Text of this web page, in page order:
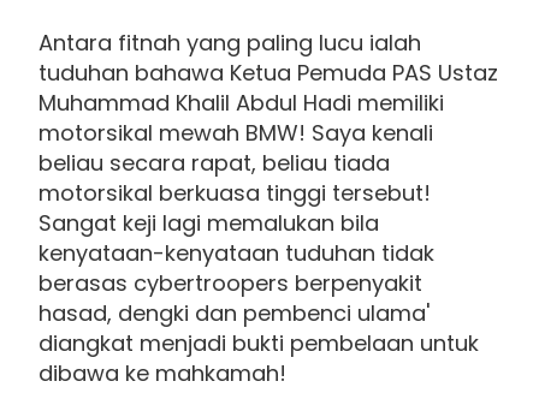
Antara fitnah yang paling lucu ialah
tuduhan bahawa Ketua Pemuda PAS Ustaz
Muhammad Khalil Abdul Hadi memiliki
motorsikal mewah BMW! Saya kenali
beliau secara rapat, beliau tiada
motorsikal berkuasa tinggi tersebut!
Sangat keji lagi memalukan bila
kenyataan-kenyataan tuduhan tidak
berasas cybertroopers berpenyakit
hasad, dengki dan pembenci ulama'
diangkat menjadi bukti pembelaan untuk
dibawa ke mahkamah!